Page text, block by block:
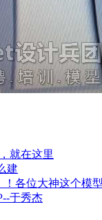
就在这里
建
！各位大神这个模
于秀杰